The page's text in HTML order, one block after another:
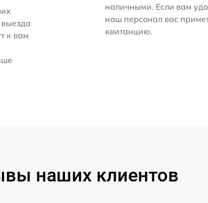
к вам
наличными. Если вам
наш персонал вас
квитанцию.
наших клиентов